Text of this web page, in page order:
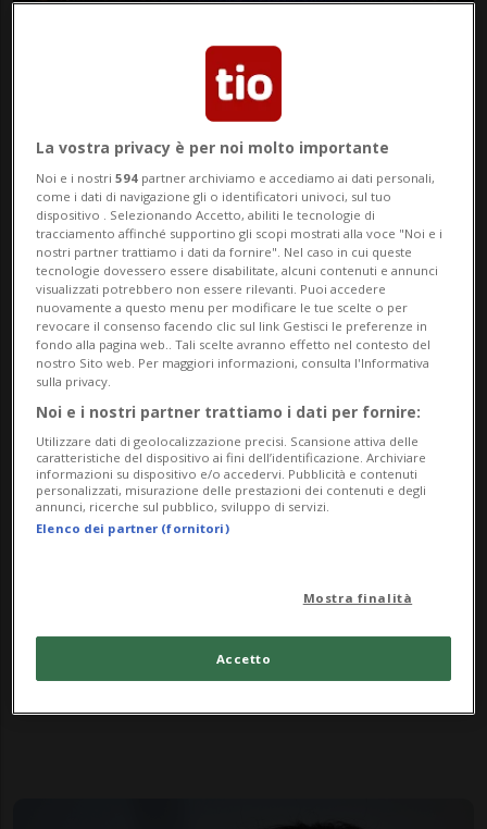
STATI UNITI 3 mesi
La testimonianza
dell'ambasciatore svizzero:
«Sono rimasto calmo»
Ecco cosa si sa dell'intruso
La vostra privacy è per noi molto importante
Noi e i nostri594 partner archiviamo e accediamo ai dati personali,
come i dati di navigazione gli o identificatori univoci, sul tuo
dispositivo . Selezionando Accetto, abiliti le tecnologie di
tracciamento affinché supportino gli scopi mostrati alla voce "Noi e i
nostri partner trattiamo i dati da fornire". Nel caso in cui queste
tecnologie dovessero essere disabilitate, alcuni contenuti e annunci
visualizzati potrebbero non essere rilevanti. Puoi accedere
nuovamente a questo menu per modificare le tue scelte o per
revocare il consenso facendo clic sul link Gestisci le preferenze in
fondo alla pagina web.. Tali scelte avranno effetto nel contesto del
nostro Sito web. Per maggiori informazioni, consulta l'Informativa
sulla privacy.
Noi e i nostri partner trattiamo i dati per fornire:
Utilizzare dati di geolocalizzazione precisi. Scansione attiva delle
caratteristiche del dispositivo ai fini dell’identificazione. Archiviare
informazioni su dispositivo e/o accedervi. Pubblicità e contenuti
personalizzati, misurazione delle prestazioni dei contenuti e degli
annunci, ricerche sul pubblico, sviluppo di servizi.
Elenco dei partner (fornitori)
Mostra finalità
Accetto